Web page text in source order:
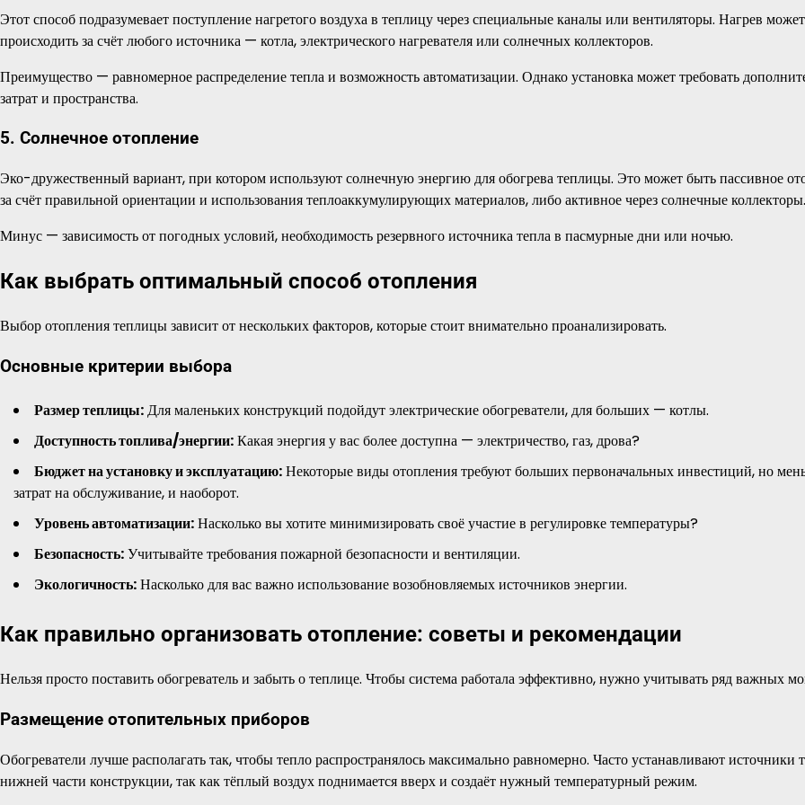
Этот способ подразумевает поступление нагретого воздуха в теплицу через специальные каналы или вентиляторы. Нагрев может
происходить за счёт любого источника — котла, электрического нагревателя или солнечных коллекторов.
Преимущество — равномерное распределение тепла и возможность автоматизации. Однако установка может требовать
затрат и пространства.
5. Солнечное отопление
Эко-дружественный вариант, при котором используют солнечную энергию для обогрева теплицы. Это может быть пассивное
за счёт правильной ориентации и использования теплоаккумулирующих материалов, либо активное через солнечные коллекторы.
Минус — зависимость от погодных условий, необходимость резервного источника тепла в пасмурные дни или ночью.
Как выбрать оптимальный способ отопления
Выбор отопления теплицы зависит от нескольких факторов, которые стоит внимательно проанализировать.
Основные критерии выбора
Размер теплицы:Для маленьких конструкций подойдут электрические обогреватели, для больших — котлы.
Доступность топлива/энергии:Какая энергия у вас более доступна — электричество, газ, дрова?
Бюджет на установку и эксплуатацию:Некоторые виды отопления требуют больших первоначальных инвестиций, но
затрат на обслуживание, и наоборот.
Уровень автоматизации:Насколько вы хотите минимизировать своё участие в регулировке температуры?
Безопасность:Учитывайте требования пожарной безопасности и вентиляции.
Экологичность:Насколько для вас важно использование возобновляемых источников энергии.
Как правильно организовать отопление: советы и рекомендации
Нельзя просто поставить обогреватель и забыть о теплице. Чтобы система работала эффективно, нужно учитывать ряд важных
Размещение отопительных приборов
Обогреватели лучше располагать так, чтобы тепло распространялось максимально равномерно. Часто устанавливают источники
нижней части конструкции, так как тёплый воздух поднимается вверх и создаёт нужный температурный режим.